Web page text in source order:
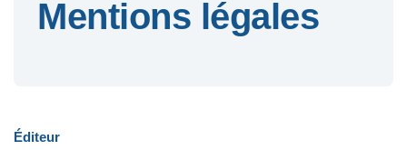
Mentions légales
Éditeur